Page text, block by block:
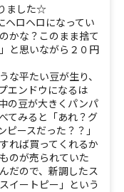
ました☆
ヘロヘロになってい
かな？このまま捨て
と思いながら２０円
な平たい豆が生り、
エンドウになるは
の豆が大きくパンパ
てみると「あれ？グ
ースだった？？」
れば買ってくれるか
のが売られていた
だので、新調したス
イートピー」という